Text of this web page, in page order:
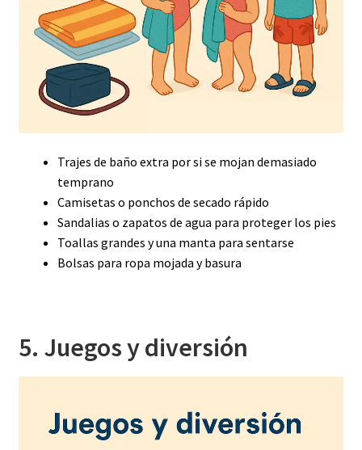
Trajes de baño extra por si se mojan demasiado
temprano
Camisetas o ponchos de secado rápido
Sandalias o zapatos de agua para proteger los pies
Toallas grandes y una manta para sentarse
Bolsas para ropa mojada y basura
5. Juegos y diversión